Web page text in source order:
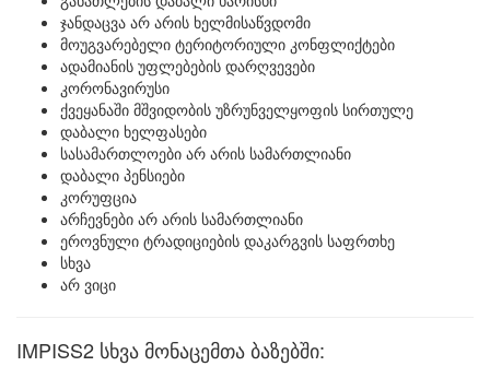
ჯანდაცვა არ არის ხელმისაწვდომი
მოუგვარებელი ტერიტორიული კონფლიქტები
ადამიანის უფლებების დარღვევები
კორონავირუსი
ქვეყანაში მშვიდობის უზრუნველყოფის სირთულე
დაბალი ხელფასები
სასამართლოები არ არის სამართლიანი
დაბალი პენსიები
კორუფცია
არჩევნები არ არის სამართლიანი
ეროვნული ტრადიციების დაკარგვის საფრთხე
სხვა
არ ვიცი
IMPISS2 სხვა მონაცემთა ბაზებში: